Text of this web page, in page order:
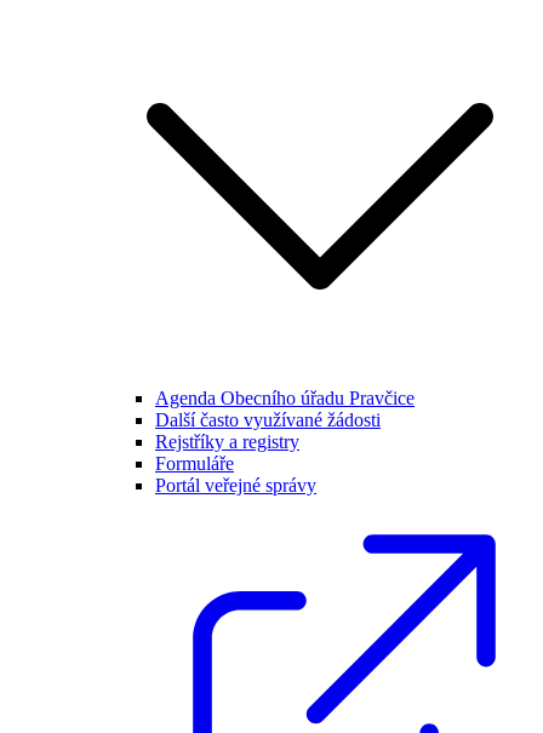
Agenda Obecního úřadu Pravčice
Další často využívané žádosti
Rejstříky a registry
Formuláře
Portál veřejné správy